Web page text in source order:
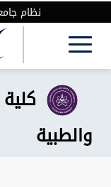
نظام
والطبية